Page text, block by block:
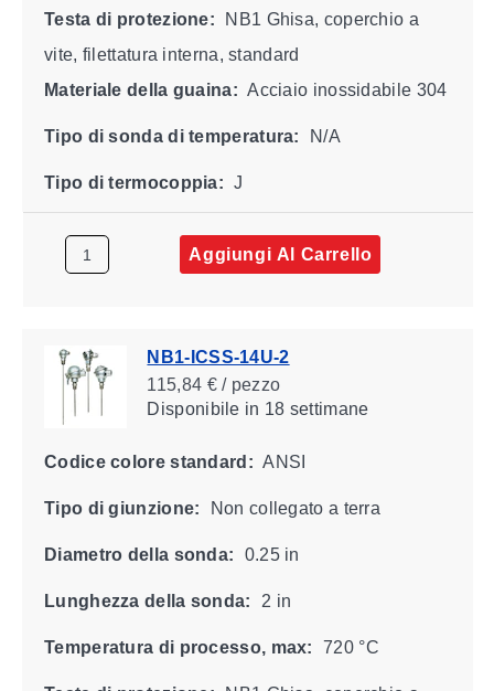
Testa di protezione:
NB1 Ghisa, coperchio a
vite, filettatura interna, standard
Materiale della guaina: Acciaio inossidabile 304
Tipo di sonda di temperatura: N/A
Tipo di termocoppia: J
Aggiungi Al Carrello
NB1-ICSS-14U-2
115,84 € / pezzo
Disponibile in 18 settimane
Codice colore standard: ANSI
Tipo di giunzione: Non collegato a terra
Diametro della sonda: 0.25 in
Lunghezza della sonda: 2 in
Temperatura di processo, max: 720 °C